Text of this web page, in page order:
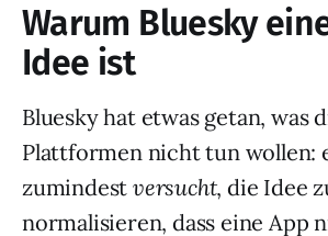
Warum Bluesky
Idee ist
Bluesky hat etwas getan, was
Plattformen nicht tun wollen:
zumindestversucht, die Idee
normalisieren, dass eine App